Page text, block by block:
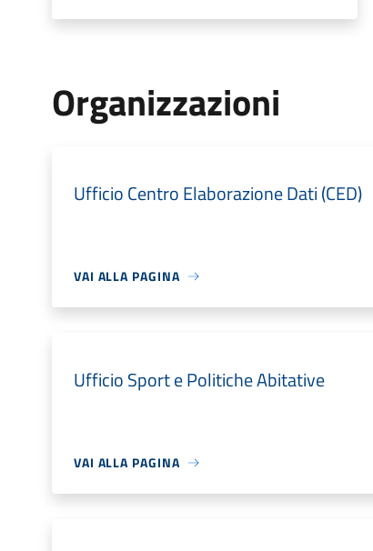
Organizzazioni
Ufficio Centro Elaborazione Dati (CED)
VAI ALLA PAGINA
Ufficio Sport e Politiche Abitative
VAI ALLA PAGINA